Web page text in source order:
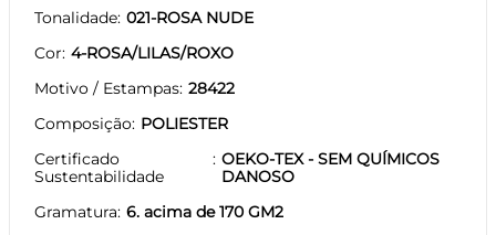
Tonalidade 021-ROSA NUDE
Cor 4-ROSA/LILAS/ROXO
Motivo / Estampas 28422
Composição POLIESTER
Certificado
Sustentabilidade
OEKO-TEX - SEM QUÍMICOS
DANOSO
Gramatura 6. acima de 170 GM2